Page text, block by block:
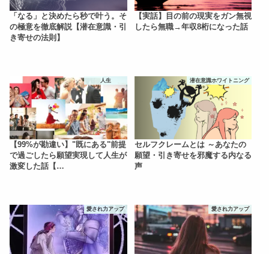
「なる」と決めたら秒で叶う。そ
の極意を徹底解説【潜在意識・引
き寄せの法則】
【実話】目の前の現実をガン無視
したら無職→年収8桁になった話
人生
【99%が勘違い】"既にある"前提
で過ごしたら願望実現して人生が
激変した話【…
潜在意識ホワイトニング
セルフクレームとは ～あなたの
願望・引き寄せを邪魔する内なる
声
愛され力アップ 愛され力アップ